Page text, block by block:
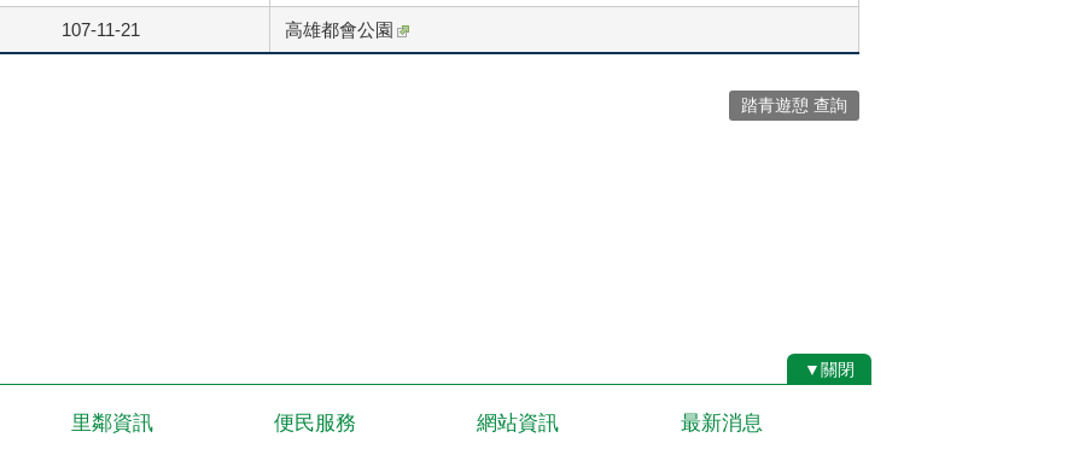
107-11-21 高雄都會公園
踏青遊憩 查詢
▼關閉
里鄰資訊 便民服務 網站資訊 最新消息